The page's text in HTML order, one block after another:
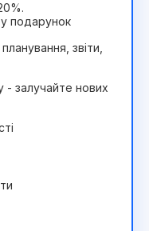
подарунок
звіти,
- залучайте нових